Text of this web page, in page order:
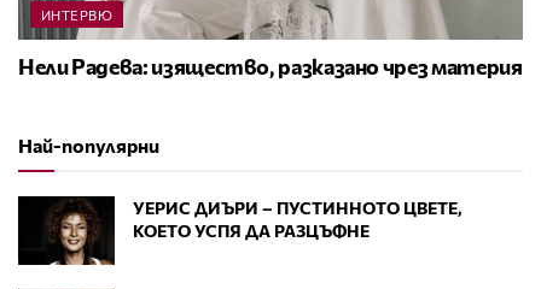
ИНТЕРВЮ
Нели Радева: изящество, разказано чрез материя
Най-популярни
УЕРИС ДИЪРИ – ПУСТИННОТО ЦВЕТЕ,
КОЕТО УСПЯ ДА РАЗЦЪФНЕ